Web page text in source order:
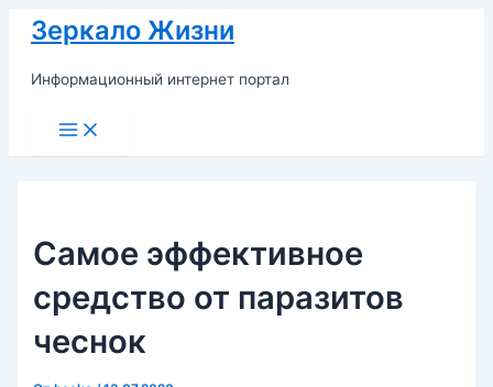
Перейти
содержимому
Зеркало Жизни
Информационный интернет портал
Main
Menu
Самое эффективное
средство от паразитов
чеснок